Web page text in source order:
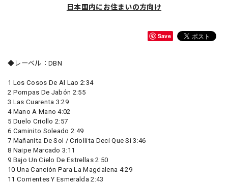
日本国内にお住まいの方向け
Save
◆レーベル：DBN
1 Los Cosos De Al Lao 2:34
2 Pompas De Jabón 2:55
3 Las Cuarenta 3:29
4 Mano A Mano 4:02
5 Duelo Criollo 2:57
6 Caminito Soleado 2:49
7 Mañanita De Sol / Criollita Decí Que Sí 3:46
8 Naipe Marcado 3:11
9 Bajo Un Cielo De Estrellas 2:50
10 Una Canción Para La Magdalena 4:29
11 Corrientes Y Esmeralda 2:43